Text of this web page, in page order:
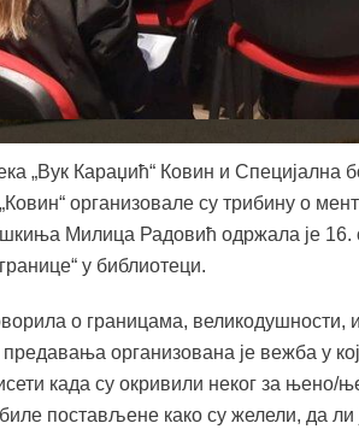
„Вук Караџић“ Ковин и Специјална
организовале су трибину о
Милица Радовић одржала је 16.
у библиотеци.
о границама, великодушности,
организована је вежба у
када су окривили неког за
постављене како су желели, да